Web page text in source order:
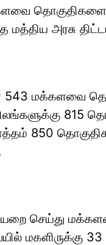
அரசு
543 மக்களவை
815
850
செய்து
மகளிருக்கு